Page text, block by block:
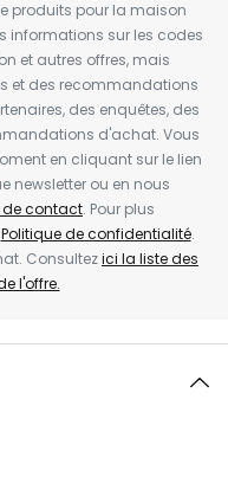
produits pour la maison
informations sur les codes
et autres offres, mais
et des recommandations
des enquêtes, des
d'achat. Vous
en cliquant sur le lien
newsletter ou en nous
contact. Pour plus
Politique de confidentialité.
Consultezici la liste des
l'offre.